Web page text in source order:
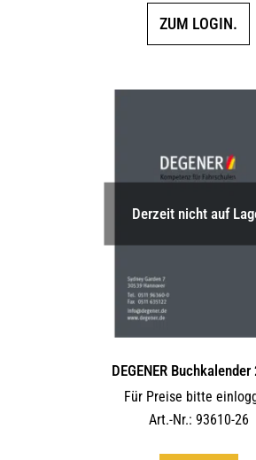
ZUM LOGIN.
Derzeit nicht auf
DEGENER
Für Preise bitte
Art.-Nr.: 93610-26